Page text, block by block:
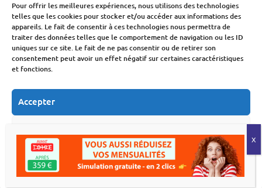
Pour offrir les meilleures expériences, nous utilisons des technologies
telles que les cookies pour stocker et/ou accéder aux informations des
appareils. Le fait de consentir à ces technologies nous permettra de
traiter des données telles que le comportement de navigation ou les ID
uniques sur ce site. Le fait de ne pas consentir ou de retirer son
consentement peut avoir un effet négatif sur certaines caractéristiques
et fonctions.
Accepter
Voir les préférences
Politique de cookiesDéclaration de confidentialité
Crédit
Immobilier
Bâle III : danger sur le
taux fixe pour les prêts
Fabien Monvoisin
30 Juillet 2026
Crédit Immobilier
baisse des taux à l’arrêt
29 Juillet 2026